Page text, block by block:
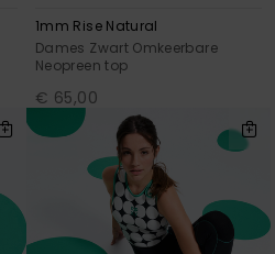
1mm Rise Natural
Dames Zwart Omkeerbare
Neopreen top
€ 65,00